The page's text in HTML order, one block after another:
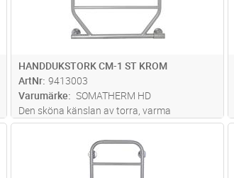
HANDDUKSTORK CM-1 ST KROM
ArtNr 9413003
Varumärke
SOMATHERM HD
Den sköna känslan av torra, varma
handdukar efter ett bad eller dusch kan
egentligen aldrig beskrivas, den ska
upplevas. Den klassiska ST Modellen har en
inbyggd strömbrytare on/off och förinställd
Lägg i kundvagn